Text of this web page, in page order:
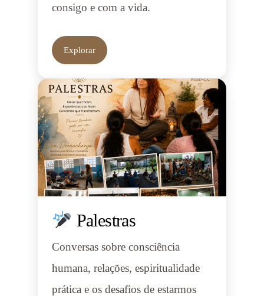
consigo e com a vida.
Explorar
Palestras
Conversas sobre consciência
humana, relações, espiritualidade
prática e os desafios de estarmos